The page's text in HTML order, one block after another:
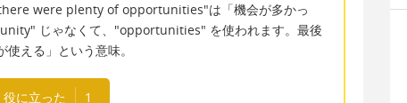
were plenty of opportunities"は「機会が多かっ
じゃなくて、"opportunities" を使われます。最後
える」という意味。
役に立った 1